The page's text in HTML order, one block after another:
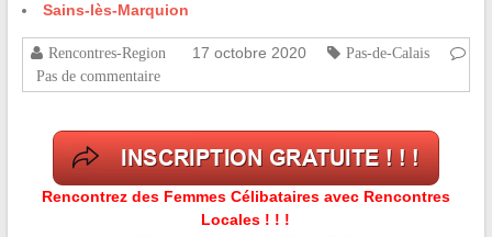
Sains-lès-Marquion
Rencontres-Region 17 octobre 2020
Pas-de-Calais
Pas de commentaire
Rencontrez des Femmes Célibataires avec Rencontres
Locales ! ! !